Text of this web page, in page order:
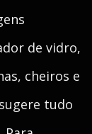
de vidro,
cheiros e
tudo